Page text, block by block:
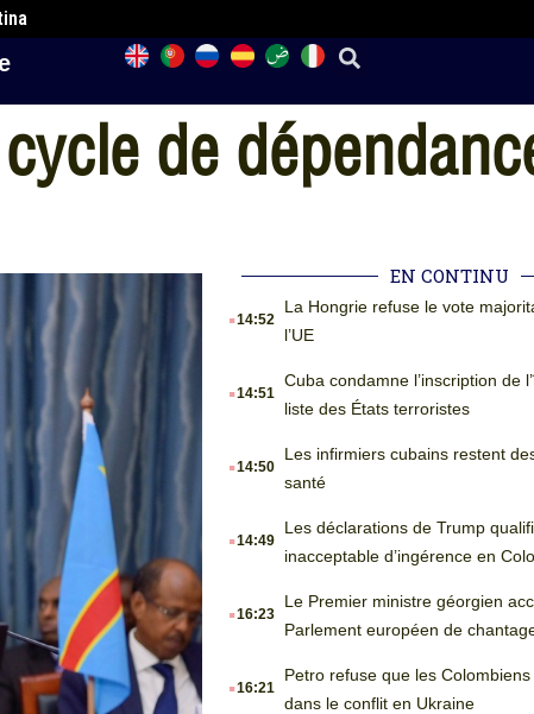
de
EN CONTINU
.14:52
La Hongrie refuse le vote
l’UE
.14:51
Cuba condamne l’inscription de
liste des États terroristes
.14:50
Les infirmiers cubains restent
santé
.14:49
Les déclarations de Trump
inacceptable d’ingérence en
.16:23
Le Premier ministre géorgien
Parlement européen de
.16:21
Petro refuse que les Colombiens
dans le conflit en Ukraine